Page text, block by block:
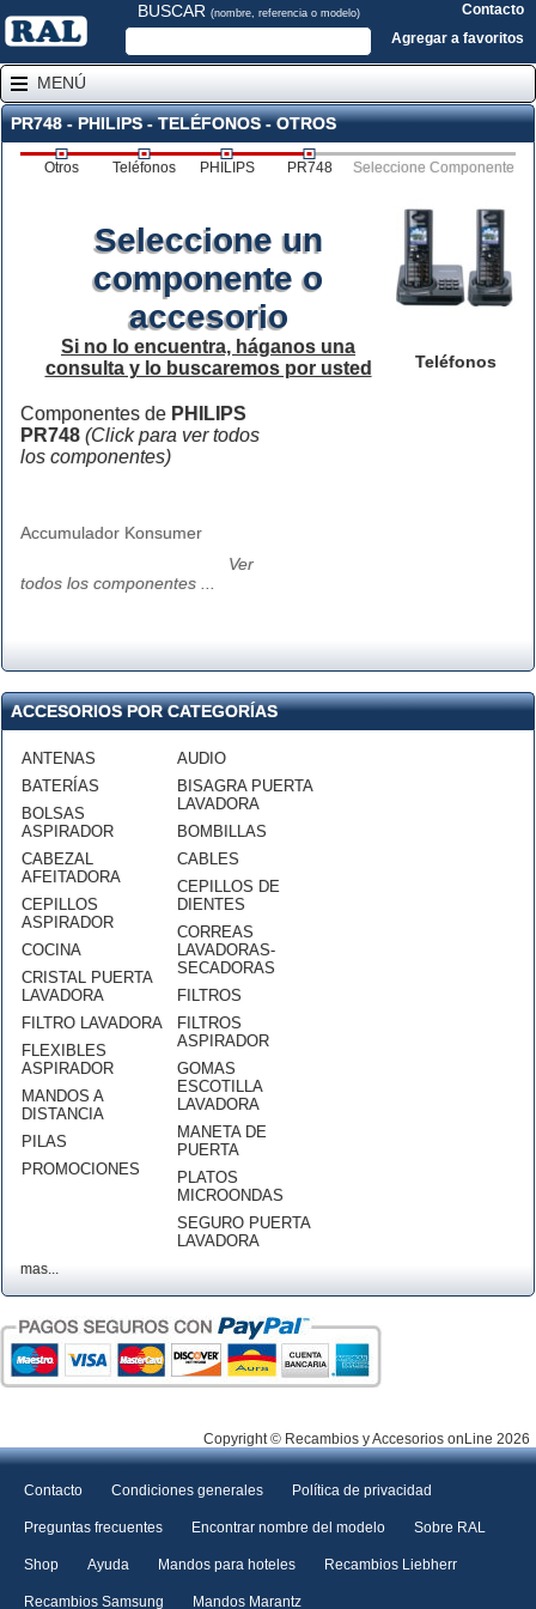
BUSCAR (nombre, referencia o modelo)
Contacto
Agregar a favoritos
MENÚ
PR748 - PHILIPS - TELÉFONOS - OTROS
Otros Teléfonos PHILIPS PR748 Seleccione Componente
Teléfonos
Seleccione un
componente o
accesorio
Si no lo encuentra, háganos una
consulta y lo buscaremos por usted
Componentes de PHILIPS
PR748 (Click para ver todos
los componentes)
Accumulador Konsumer
Ver
todos los componentes ...
ACCESORIOS POR CATEGORÍAS
ANTENAS
BATERÍAS
BOLSAS
ASPIRADOR
CABEZAL
AFEITADORA
CEPILLOS
ASPIRADOR
COCINA
CRISTAL PUERTA
LAVADORA
FILTRO LAVADORA
FLEXIBLES
ASPIRADOR
MANDOS A
DISTANCIA
PILAS
PROMOCIONES
AUDIO
BISAGRA PUERTA
LAVADORA
BOMBILLAS
CABLES
CEPILLOS DE
DIENTES
CORREAS
LAVADORAS-
SECADORAS
FILTROS
FILTROS
ASPIRADOR
GOMAS
ESCOTILLA
LAVADORA
MANETA DE
PUERTA
PLATOS
MICROONDAS
SEGURO PUERTA
LAVADORA
mas...
Copyright © Recambios y Accesorios onLine 2026
Contacto Condiciones generales Política de privacidad
Preguntas frecuentes Encontrar nombre del modelo Sobre RAL
Shop Ayuda Mandos para hoteles Recambios Liebherr
Recambios Samsung Mandos Marantz